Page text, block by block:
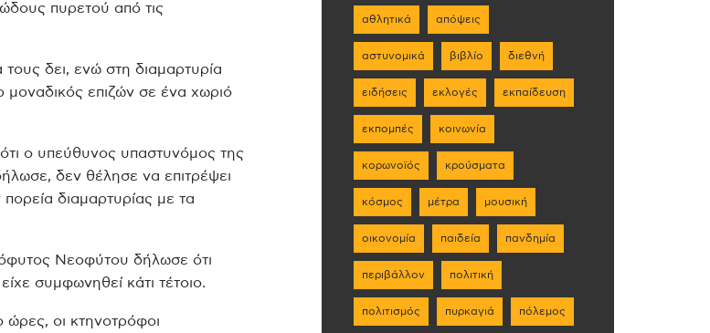
πυρετού από τις
δει, ενώ στη διαμαρτυρία
μοναδικός επιζών σε ένα χωριό
ο υπεύθυνος υπαστυνόμος της
δεν θέλησε να επιτρέψει
διαμαρτυρίας με τα
Νεοφύτου δήλωσε ότι
συμφωνηθεί κάτι τέτοιο.
ώρες, οι κτηνοτρόφοι
αθλητικά απόψεις
αστυνομικά βιβλίο διεθνή
ειδήσεις εκλογές εκπαίδευση
εκπομπές κοινωνία
κορωνοϊός κρούσματα
κόσμος μέτρα μουσική
οικονομία παιδεία πανδημία
περιβάλλον πολιτική
πολιτισμός πυρκαγιά πόλεμος